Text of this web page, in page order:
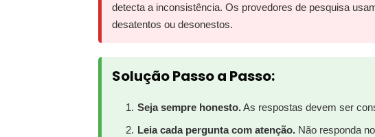
detecta a inconsistência. Os provedores de pesquisa
desatentos ou desonestos.
Solução Passo a Passo:
Seja sempre honesto.As respostas devem ser
Leia cada pergunta com atenção. Não responda